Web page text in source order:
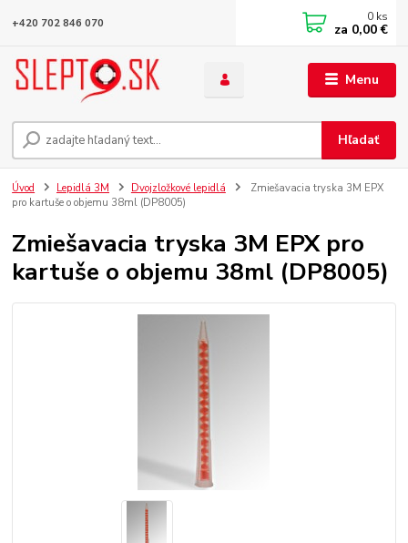
Menu
Hľadať
+420 702 846 070 0 ks
za 0,00 €
Úvod Lepidlá 3M Dvojzložkové lepidlá
Zmiešavacia tryska 3M EPX
pro kartuše o objemu 38ml (DP8005)
Zmiešavacia tryska 3M EPX pro
kartuše o objemu 38ml (DP8005)